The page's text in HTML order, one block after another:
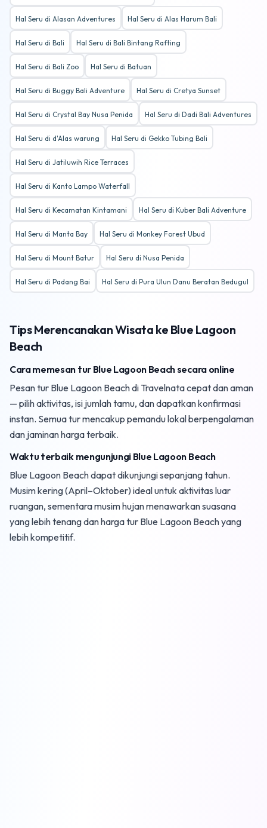
Hal Seru di Alasan Adventures Hal Seru di Alas Harum Bali
Hal Seru di Bali Hal Seru di Bali Bintang Rafting
Hal Seru di Bali Zoo Hal Seru di Batuan
Hal Seru di Buggy Bali Adventure Hal Seru di Cretya Sunset
Hal Seru di Crystal Bay Nusa Penida Hal Seru di Dadi Bali Adventures
Hal Seru di d'Alas warung Hal Seru di Gekko Tubing Bali
Hal Seru di Jatiluwih Rice Terraces
Hal Seru di Kanto Lampo Waterfall
Hal Seru di Kecamatan Kintamani Hal Seru di Kuber Bali Adventure
Hal Seru di Manta Bay Hal Seru di Monkey Forest Ubud
Hal Seru di Mount Batur Hal Seru di Nusa Penida
Hal Seru di Padang Bai Hal Seru di Pura Ulun Danu Beratan Bedugul
Tips Merencanakan Wisata ke Blue Lagoon
Beach
Cara memesan tur Blue Lagoon Beach secara online
Pesan tur Blue Lagoon Beach di Travelnata cepat dan aman
— pilih aktivitas, isi jumlah tamu, dan dapatkan konfirmasi
instan. Semua tur mencakup pemandu lokal berpengalaman
dan jaminan harga terbaik.
Waktu terbaik mengunjungi Blue Lagoon Beach
Blue Lagoon Beach dapat dikunjungi sepanjang tahun.
Musim kering (April–Oktober) ideal untuk aktivitas luar
ruangan, sementara musim hujan menawarkan suasana
yang lebih tenang dan harga tur Blue Lagoon Beach yang
lebih kompetitif.